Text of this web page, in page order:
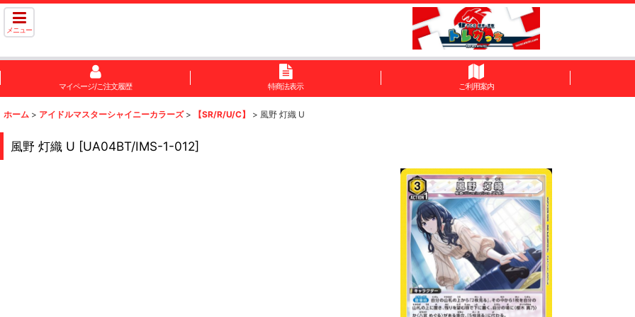
メニュー
マイページ/ご注文履歴 特商法表示 ご利用案内
ホーム > アイドルマスターシャイニーカラーズ > 【SR/R/U/C】 > 風野 灯織 U
風野 灯織 U [UA04BT/IMS-1-012]